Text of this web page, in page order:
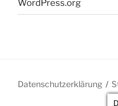
WordPress.org
Datenschutzerklärung